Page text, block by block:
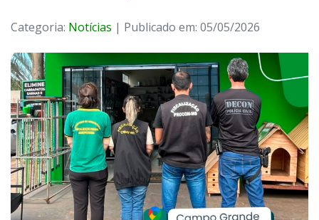
Categoria: Notícias | Publicado em: 05/05/2026